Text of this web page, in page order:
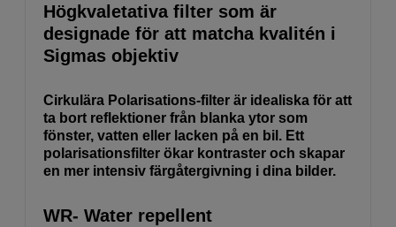
Högkvaletativa filter som är
designade för att matcha kvalitén i
Sigmas objektiv
Cirkulära Polarisations-filter är idealiska för att
ta bort reflektioner från blanka ytor som
fönster, vatten eller lacken på en bil. Ett
polarisationsfilter ökar kontraster och skapar
en mer intensiv färgåtergivning i dina bilder.
WR- Water repellent